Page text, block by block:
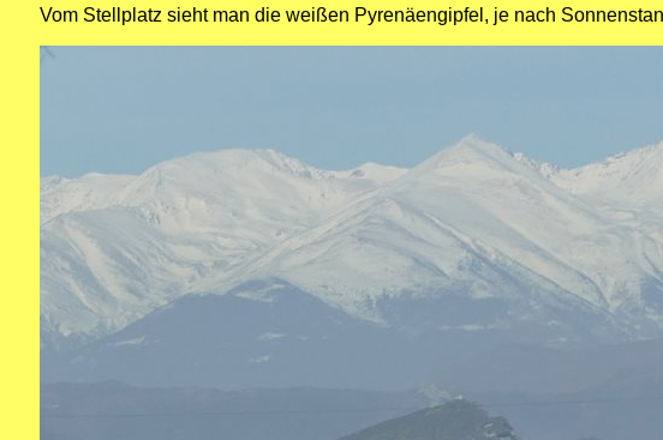
Vom Stellplatz sieht man die weißen Pyrenäengipfel, je nach